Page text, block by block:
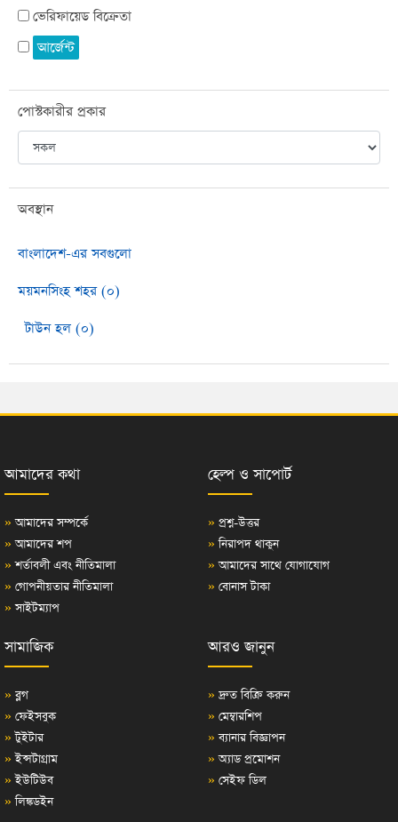
ভেরিফায়েড বিক্রেতা
আর্জেন্ট
পোস্টকারীর প্রকার
অবস্থান
বাংলাদেশ-এর সবগুলো
ময়মনসিংহ শহর (০)
টাউন হল (০)
আমাদের কথা
» আমাদের সম্পর্কে
» আমাদের শপ
» শর্তাবলী এবং নীতিমালা
» গোপনীয়তার নীতিমালা
» সাইটম্যাপ
হেল্প ও সাপোর্ট
» প্রশ্ন-উত্তর
» নিরাপদ থাকুন
» আমাদের সাথে যোগাযোগ
» বোনাস টাকা
সামাজিক
» ব্লগ
» ফেইসবুক
» টুইটার
» ইন্সটাগ্রাম
» ইউটিউব
» লিঙ্কডইন
আরও জানুন
» দ্রুত বিক্রি করুন
» মেম্বারশিপ
» ব্যানার বিজ্ঞাপন
» অ্যাড প্রমোশন
» সেইফ ডিল